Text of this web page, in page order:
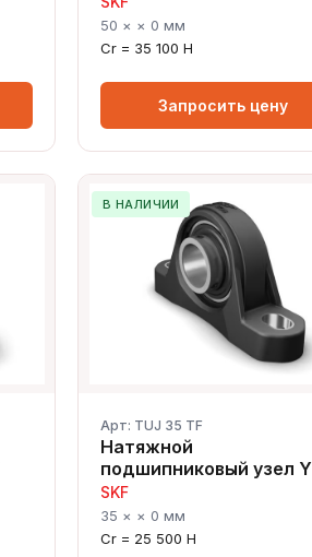
50 × × 0 мм
Cr = 35 100 Н
Запросить цену
В НАЛИЧИИ
Арт: TUJ 35 TF
Натяжной
подшипниковый узел Y
SKF
35 × × 0 мм
Cr = 25 500 Н